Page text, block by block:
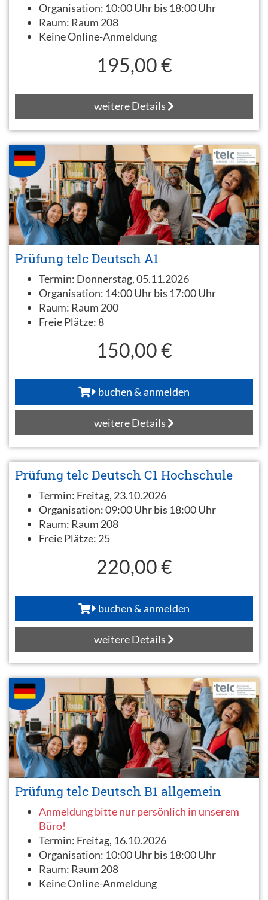
Organisation: 10:00 Uhr bis 18:00 Uhr
Raum: Raum 208
Keine Online-Anmeldung
195,00 €
weitere Details
Prüfung telc Deutsch A1
Termin: Donnerstag, 05.11.2026
Organisation: 14:00 Uhr bis 17:00 Uhr
Raum: Raum 200
Freie Plätze: 8
150,00 €
buchen & anmelden
weitere Details
Prüfung telc Deutsch C1 Hochschule
Termin: Freitag, 23.10.2026
Organisation:09:00 Uhr bis 18:00 Uhr
Raum: Raum 208
Freie Plätze: 25
220,00 €
buchen & anmelden
weitere Details
Prüfung telc Deutsch B1 allgemein
Anmeldung bitte nur persönlich in unserem
Büro!
Termin: Freitag, 16.10.2026
Organisation: 10:00 Uhr bis 18:00 Uhr
Raum: Raum 208
Keine Online-Anmeldung